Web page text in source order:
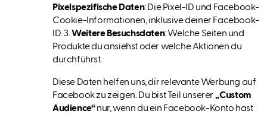
Pixelspezifische Daten: Die Pixel-ID und Facebook-
Cookie-Informationen, inklusive deiner Facebook-
ID. 3.Weitere Besuchsdaten: Welche Seiten und
Produkte du ansiehst oder welche Aktionen du
durchführst.
Diese Daten helfen uns, dir relevante Werbung auf
Facebook zu zeigen. Du bist Teil unserer „Custom
Audience“nur, wenn du ein Facebook-Konto hast